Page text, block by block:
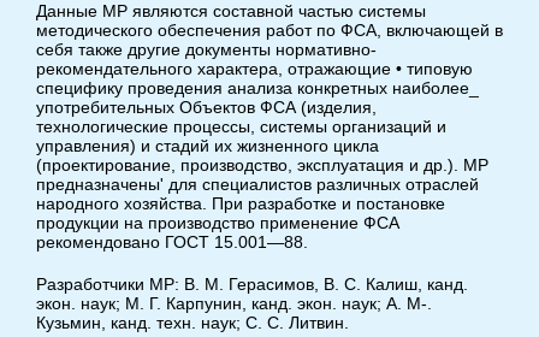
Данные MP являются составной частью системы
методического обеспечения работ по ФСА, включающей в
себя также другие документы нормативно-
рекомендательного характера, отражающие • типовую
специфику проведения анализа конкретных наиболее_
употребительных Объектов ФСА (изделия,
технологические процессы, системы организаций и
управления) и стадий их жизненного цикла
(проектирование, производство, эксплуатация и др.). МР
предназначены' для специалистов различных отраслей
народного хозяйства. При разработке и постановке
продукции на производство применение ФСА
рекомендовано ГОСТ 15.001—88.
Разработчики MP: В. М. Герасимов, В. С. Калиш, канд.
экон. наук; М. Г. Карпунин, канд. экон. наук; А. М-.
Кузьмин, канд. техн. наук; С. С. Литвин.